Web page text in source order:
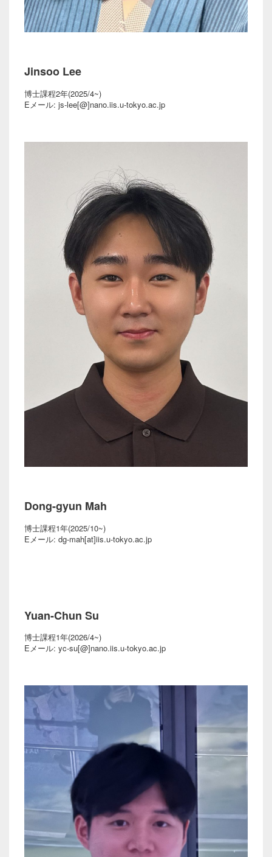
Jinsoo Lee
博士課程2年(2025/4~)
Eメール: js-lee[@]nano.iis.u-tokyo.ac.jp
Dong-gyun Mah
博士課程1年(2025/10~)
Eメール: dg-mah[at]iis.u-tokyo.ac.jp
Yuan-Chun Su
博士課程1年(2026/4~)
Eメール: yc-su[@]nano.iis.u-tokyo.ac.jp